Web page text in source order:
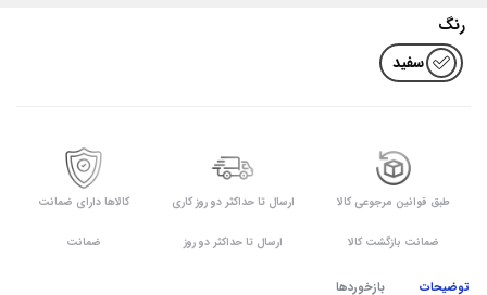
رنگ
سفید
طبق قوانین مرجوعی کالا
ضمانت بازگشت کالا
ارسال تا حداکثر دو روز کاری
ارسال تا حداکثر دو روز
کالاها دارای ضمانت
ضمانت
توضیحات بازخوردها